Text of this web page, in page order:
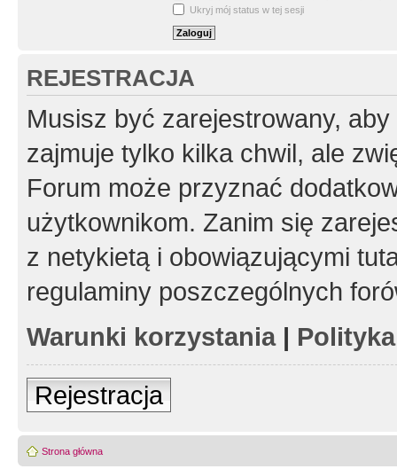
Ukryj mój status w tej sesji
REJESTRACJA
Musisz być zarejestrowany,
zajmuje tylko kilka chwil, ale
Forum może przyznać
użytkownikom. Zanim się
z netykietą i obowiązującymi
regulaminy poszczególnych
Warunki korzystania|
Rejestracja
Strona główna